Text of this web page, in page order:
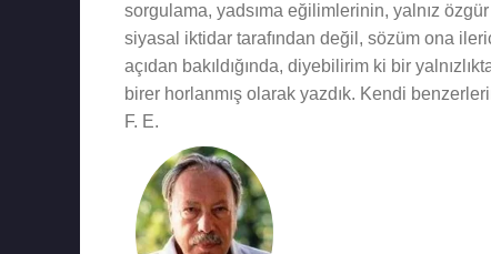
sorgulama, yadsıma eğilimlerinin, yalnız
siyasal iktidar tarafından değil, sözüm ona
açıdan bakıldığında, diyebilirim ki bir
birer horlanmış olarak yazdık. Kendi
F. E.